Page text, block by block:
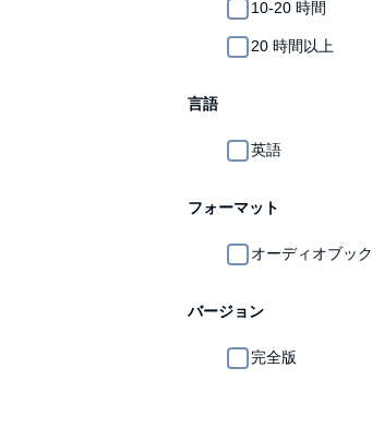
10-20 時間
20 時間以上
言語
英語
フォーマット
オーディオブック
バージョン
完全版